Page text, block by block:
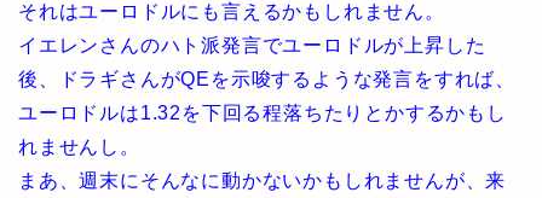
それはユーロドルにも言えるかもしれません。
イエレンさんのハト派発言でユーロドルが上昇した
後、ドラギさんがQEを示唆するような発言をすれば、
ユーロドルは1.32を下回る程落ちたりとかするかもし
れませんし。
まあ、週末にそんなに動かないかもしれませんが、来